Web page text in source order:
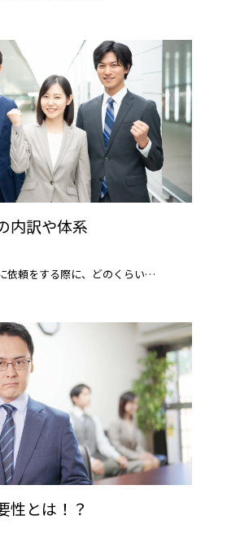
内訳や体系
依頼をする際に、どのくらい…
性とは！？